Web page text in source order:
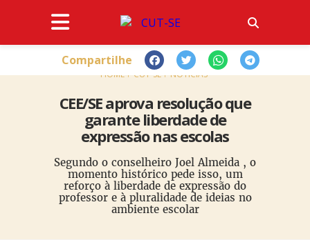
HOME CUT-SE NOTÍCIAS
CEE/SE aprova resolução que
garante liberdade de
expressão nas escolas
Segundo o conselheiro Joel Almeida , o
momento histórico pede isso, um
reforço à liberdade de expressão do
professor e à pluralidade de ideias no
ambiente escolar
Compartilhe